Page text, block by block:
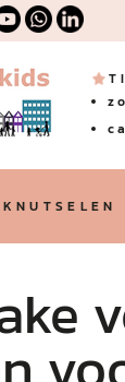
KNUTSELEN